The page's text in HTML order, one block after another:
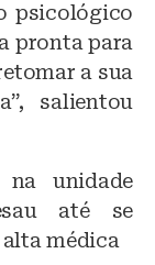
psicológico
pronta para
a sua
salientou
unidade
até se
médica